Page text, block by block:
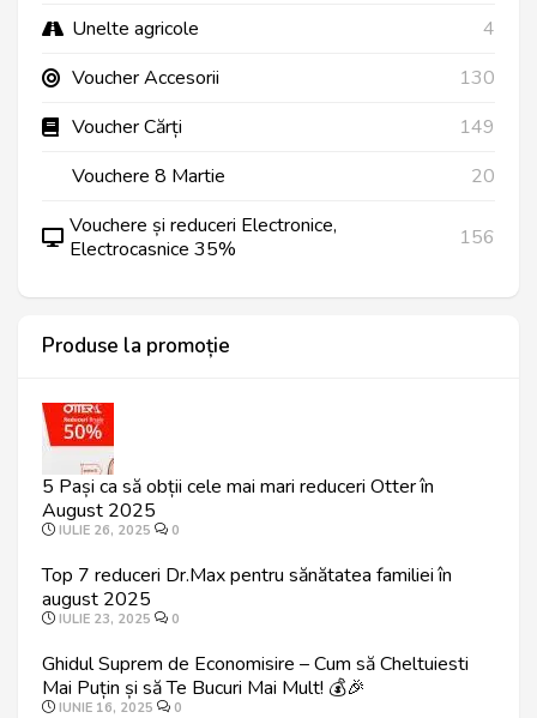
Unelte agricole
4
Voucher Accesorii
130
Voucher Cărți
149
Vouchere 8 Martie
20
Vouchere și reduceri Electronice,
Electrocasnice 35%
156
Produse la promoție
5 Pași ca să obții cele mai mari reduceri Otter în
August 2025
IULIE 26, 2025 0
Top 7 reduceri Dr.Max pentru sănătatea familiei în
august 2025
IULIE 23, 2025 0
Ghidul Suprem de Economisire – Cum să Cheltuiesti
Mai Puțin și să Te Bucuri Mai Mult! 💰🎉
IUNIE 16, 2025 0